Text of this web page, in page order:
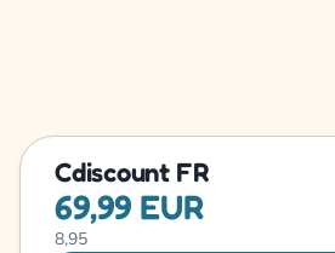
Cdiscount FR
69,99 EUR
8,95